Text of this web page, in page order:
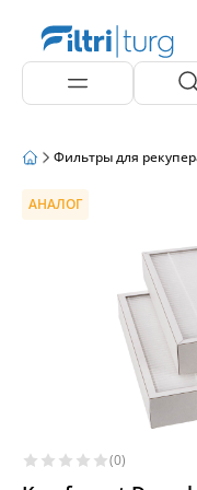
Фильтры для
АНАЛОГ
(0)